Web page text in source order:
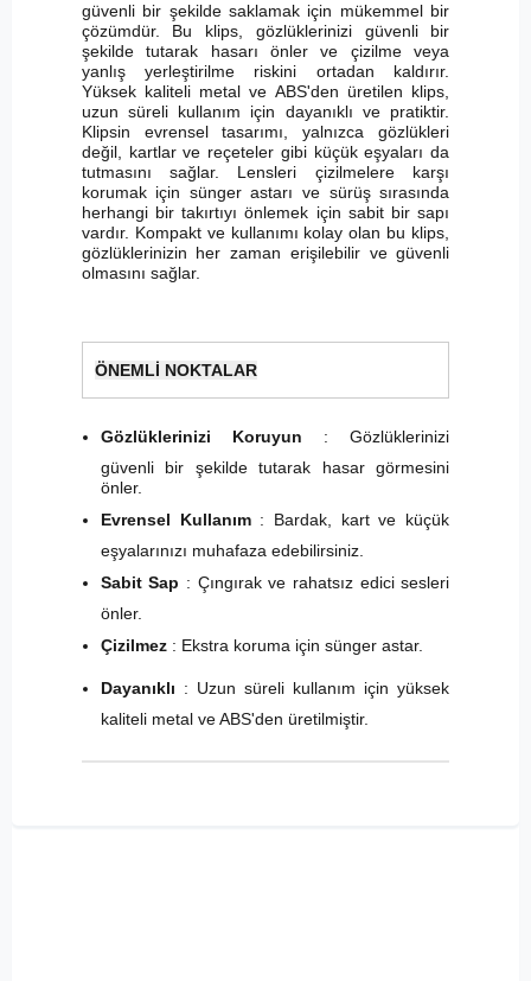
güvenli bir şekilde saklamak için mükemmel bir
çözümdür. Bu klips, gözlüklerinizi güvenli bir
şekilde tutarak hasarı önler ve çizilme veya
yanlış yerleştirilme riskini ortadan kaldırır.
Yüksek kaliteli metal ve ABS'den üretilen klips,
uzun süreli kullanım için dayanıklı ve pratiktir.
Klipsin evrensel tasarımı, yalnızca gözlükleri
değil, kartlar ve reçeteler gibi küçük eşyaları da
tutmasını sağlar. Lensleri çizilmelere karşı
korumak için sünger astarı ve sürüş sırasında
herhangi bir takırtıyı önlemek için sabit bir sapı
vardır. Kompakt ve kullanımı kolay olan bu klips,
gözlüklerinizin her zaman erişilebilir ve güvenli
olmasını sağlar.
ÖNEMLİ NOKTALAR
Gözlüklerinizi Koruyun : Gözlüklerinizi
güvenli bir şekilde tutarak hasar görmesini
önler.
Evrensel Kullanım: Bardak, kart ve küçük
eşyalarınızı muhafaza edebilirsiniz.
Sabit Sap : Çıngırak ve rahatsız edici sesleri
önler.
Çizilmez: Ekstra koruma için sünger astar.
Dayanıklı : Uzun süreli kullanım için yüksek
kaliteli metal ve ABS'den üretilmiştir.